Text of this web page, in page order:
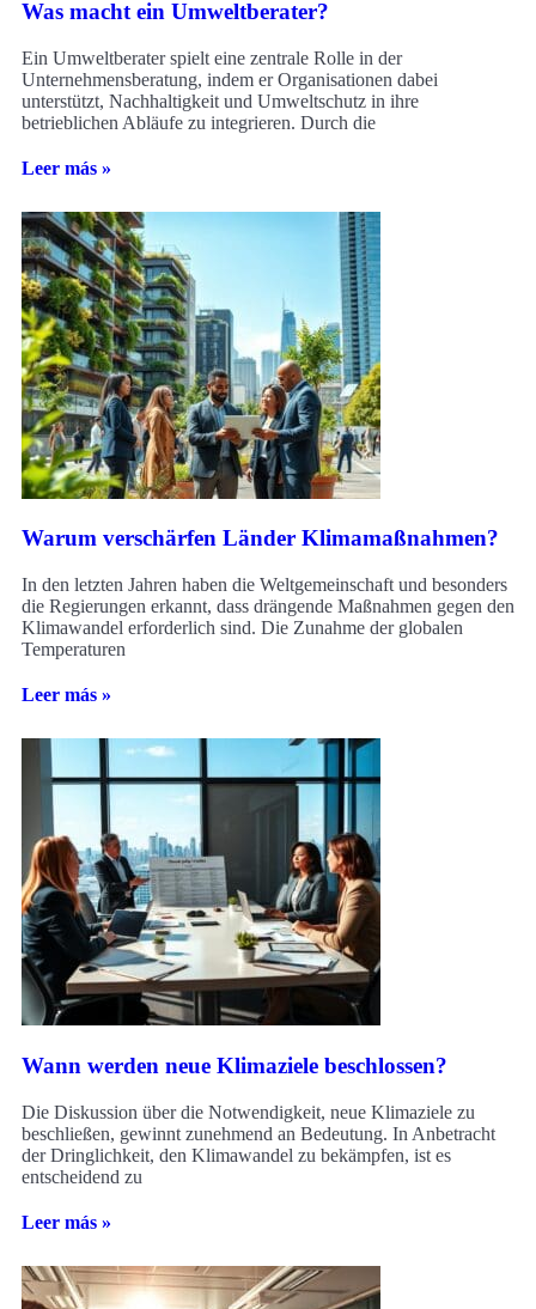
Was macht ein Umweltberater?
Ein Umweltberater spielt eine zentrale Rolle in der
Unternehmensberatung, indem er Organisationen dabei
unterstützt, Nachhaltigkeit und Umweltschutz in ihre
betrieblichen Abläufe zu integrieren. Durch die
Leer más »
Warum verschärfen Länder Klimamaßnahmen?
In den letzten Jahren haben die Weltgemeinschaft und besonders
die Regierungen erkannt, dass drängende Maßnahmen gegen den
Klimawandel erforderlich sind. Die Zunahme der globalen
Temperaturen
Leer más »
Wann werden neue Klimaziele beschlossen?
Die Diskussion über die Notwendigkeit, neue Klimaziele zu
beschließen, gewinnt zunehmend an Bedeutung. In Anbetracht
der Dringlichkeit, den Klimawandel zu bekämpfen, ist es
entscheidend zu
Leer más »